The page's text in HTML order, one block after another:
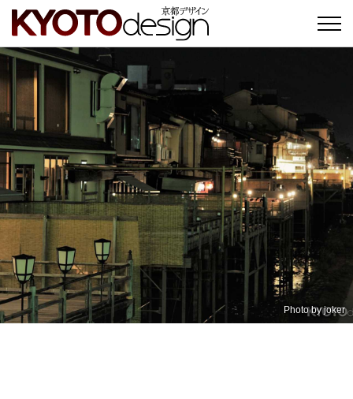
Photo byjoker